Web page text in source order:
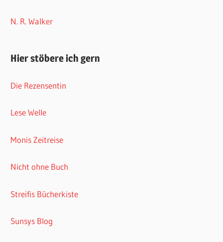
N. R. Walker
Hier stöbere ich gern
Die Rezensentin
Lese Welle
Monis Zeitreise
Nicht ohne Buch
Streifis Bücherkiste
Sunsys Blog